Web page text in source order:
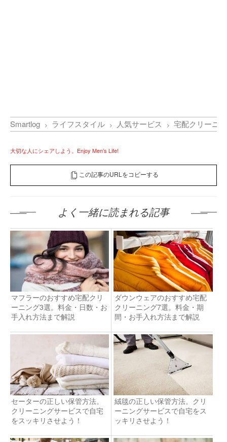
Smartlog ライフスタイル 人気サービス 宅配クリーニ
大切な人にシェアしよう。Enjoy Men’s Life!
この記事のURLをコピーする
よく一緒に読まれる記事
マフラーのおすすめ宅配クリ
ーニング3選。料金・日数・お
手入れ方法まで解説
ダウンウェアのおすすめ宅配
クリーニング7選。料金・期
間・お手入れ方法まで解説
セーターの正しい保管方法。
クリーニングサービスで自宅
をスッキリさせよう！
絨毯の正しい保管方法。クリ
ーニングサービスで自宅をス
ッキリさせよう！